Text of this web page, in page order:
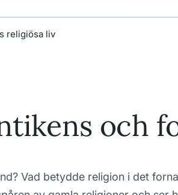
religiösa liv
och
Vad betydde religion i det